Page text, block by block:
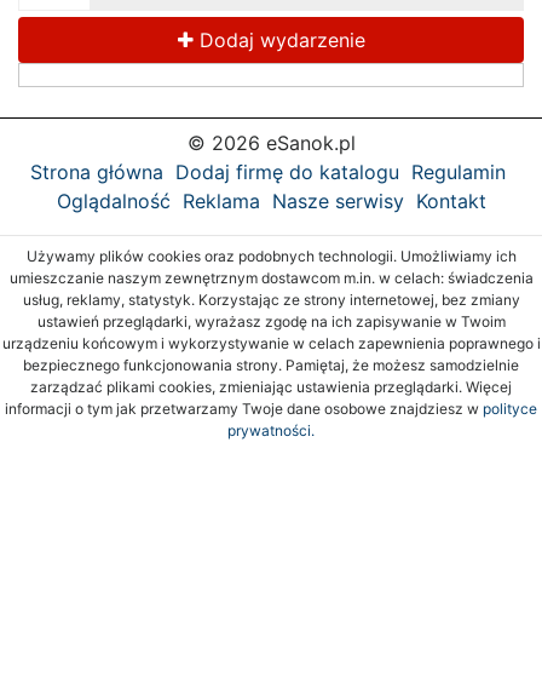
Dodaj wydarzenie
© 2026 eSanok.pl
Strona główna Dodaj firmę do katalogu Regulamin
Oglądalność Reklama Nasze serwisy Kontakt
Używamy plików cookies oraz podobnych technologii. Umożliwiamy ich
umieszczanie naszym zewnętrznym dostawcom m.in. w celach: świadczenia
usług, reklamy, statystyk. Korzystając ze strony internetowej, bez zmiany
ustawień przeglądarki, wyrażasz zgodę na ich zapisywanie w Twoim
urządzeniu końcowym i wykorzystywanie w celach zapewnienia poprawnego i
bezpiecznego funkcjonowania strony. Pamiętaj, że możesz samodzielnie
zarządzać plikami cookies, zmieniając ustawienia przeglądarki. Więcej
informacji o tym jak przetwarzamy Twoje dane osobowe znajdziesz w polityce
prywatności.